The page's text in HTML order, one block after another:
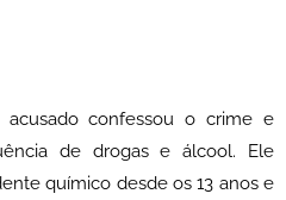
confessou o crime e
de drogas e álcool. Ele
químico desde os 13 anos e